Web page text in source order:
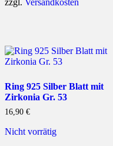
zzgl. Versandkosten
Ring 925 Silber Blatt mit
Zirkonia Gr. 53
16,90 €
Nicht vorrätig